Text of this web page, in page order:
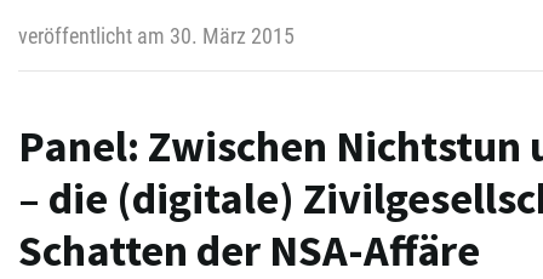
veröffentlicht am 30. März 2015
Panel: Zwischen Nichtstun
– die (digitale)
Schatten der NSA-Affäre